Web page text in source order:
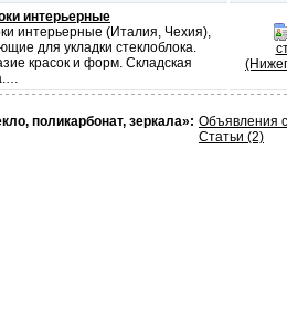
интерьерные
интерьерные (Италия, Чехия),
для укладки стеклоблока.
красок и форм. Складская
поликарбонат, зеркала»: Объявления
Статьи (2)